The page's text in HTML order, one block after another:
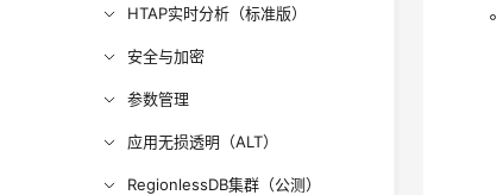
HTAP实时分析（标准版）
安全与加密
参数管理
应用无损透明（ALT）
RegionlessDB集群（公测）